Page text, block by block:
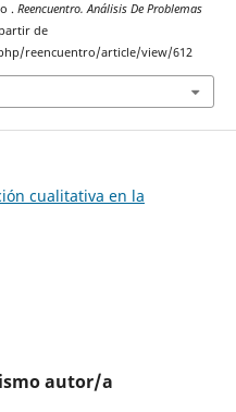
. Reencuentro. Análisis De Problemas
de
reencuentro/article/view/612
cualitativa en la
autor/a